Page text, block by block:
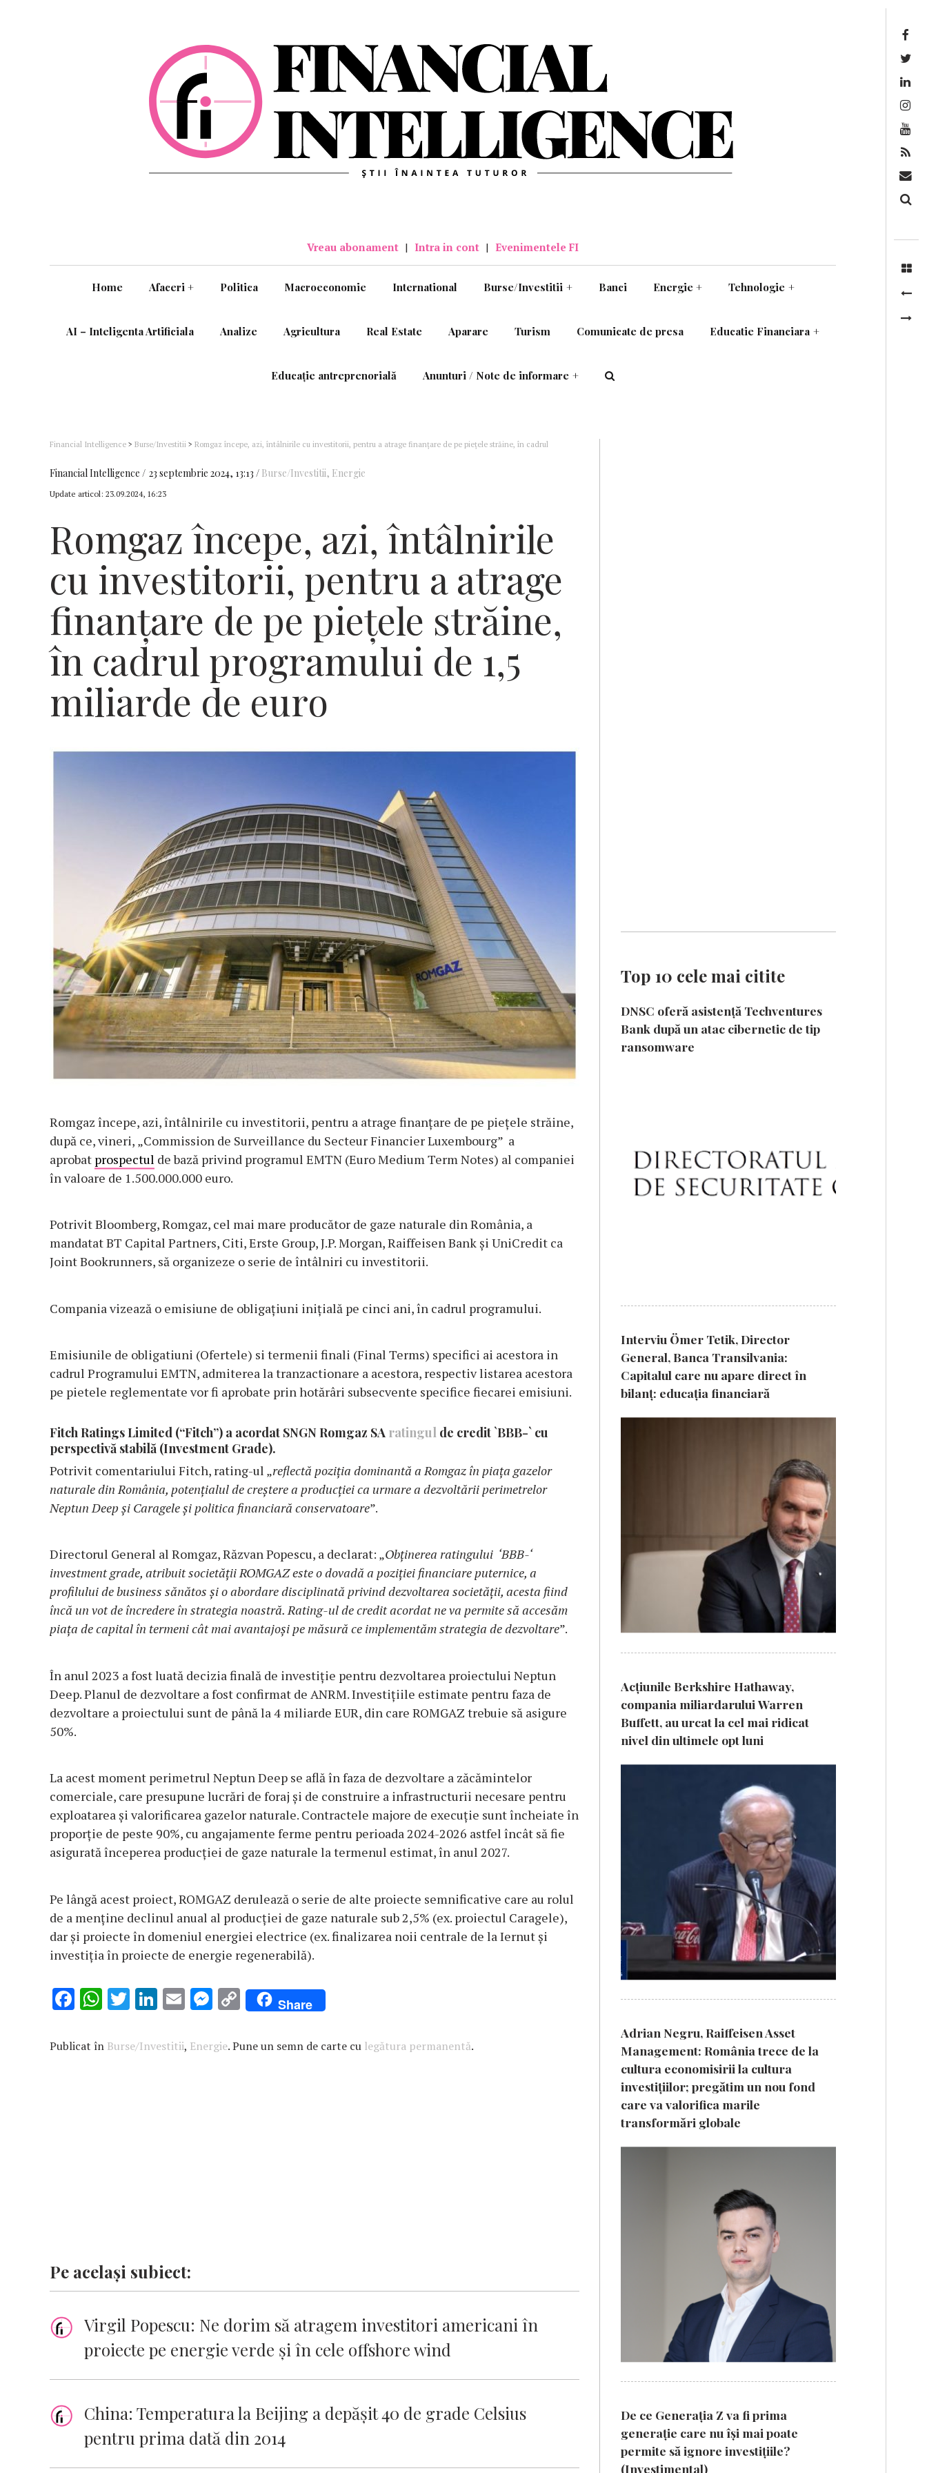
Vreau abonament | Intra in cont | Evenimentele FI
Home Afaceri + Politica Macroeconomie International Burse/Investitii + Banci Energie + Tehnologie +
AI – Inteligenta Artificiala Analize Agricultura Real Estate Aparare Turism Comunicate de presa Educatie Financiara +
Educație antreprenorială Anunturi / Note de informare +
Financial Intelligence > Burse/Investitii > Romgaz începe, azi, întâlnirile cu investitorii, pentru a atrage finanțare de pe piețele străine, în cadrul
Financial Intelligence 23 septembrie 2024, 13:13 Burse/Investitii, Energie
Update articol: 23.09.2024, 16:23
Romgaz începe, azi, întâlnirile
cu investitorii, pentru a atrage
finanțare de pe piețele străine,
în cadrul programului de 1,5
miliarde de euro
Romgaz începe, azi, întâlnirile cu investitorii, pentru a atrage finanțare de pe piețele străine,
după ce, vineri, „Commission de Surveillance du Secteur Financier Luxembourg” a
aprobat prospectul de bază privind programul EMTN (Euro Medium Term Notes) al companiei
în valoare de 1.500.000.000 euro.
Potrivit Bloomberg, Romgaz, cel mai mare producător de gaze naturale din România, a
mandatat BT Capital Partners, Citi, Erste Group, J.P. Morgan, Raiffeisen Bank și UniCredit ca
Joint Bookrunners, să organizeze o serie de întâlniri cu investitorii.
Compania vizează o emisiune de obligațiuni inițială pe cinci ani, în cadrul programului.
Emisiunile de obligatiuni (Ofertele) si termenii finali (Final Terms) specifici ai acestora in
cadrul Programului EMTN, admiterea la tranzactionare a acestora, respectiv listarea acestora
pe pietele reglementate vor fi aprobate prin hotărâri subsecvente specifice fiecarei emisiuni.
Fitch Ratings Limited (“Fitch”) a acordat SNGN Romgaz SA ratingul de credit `BBB-` cu
perspectivă stabilă (Investment Grade).
Potrivit comentariului Fitch, rating-ul „reflectă poziția dominantă a Romgaz în piața gazelor
naturale din România, potențialul de creștere a producției ca urmare a dezvoltării perimetrelor
Neptun Deep și Caragele și politica financiară conservatoare”.
Directorul General al Romgaz, Răzvan Popescu, a declarat: „Obținerea ratingului ‘BBB-‘
investment grade, atribuit societății ROMGAZ este o dovadă a poziției financiare puternice, a
profilului de business sănătos și o abordare disciplinată privind dezvoltarea societății, acesta fiind
încă un vot de încredere în strategia noastră. Rating-ul de credit acordat ne va permite să accesăm
piața de capital în termeni cât mai avantajoși pe măsură ce implementăm strategia de dezvoltare”.
În anul 2023 a fost luată decizia finală de investiție pentru dezvoltarea proiectului Neptun
Deep. Planul de dezvoltare a fost confirmat de ANRM. Investițiile estimate pentru faza de
dezvoltare a proiectului sunt de până la 4 miliarde EUR, din care ROMGAZ trebuie să asigure
50%.
La acest moment perimetrul Neptun Deep se află în faza de dezvoltare a zăcămintelor
comerciale, care presupune lucrări de foraj și de construire a infrastructurii necesare pentru
exploatarea și valorificarea gazelor naturale. Contractele majore de execuție sunt încheiate în
proporție de peste 90%, cu angajamente ferme pentru perioada 2024-2026 astfel încât să fie
asigurată începerea producției de gaze naturale la termenul estimat, în anul 2027.
Pe lângă acest proiect, ROMGAZ derulează o serie de alte proiecte semnificative care au rolul
de a menține declinul anual al producției de gaze naturale sub 2,5% (ex. proiectul Caragele),
dar și proiecte în domeniul energiei electrice (ex. finalizarea noii centrale de la Iernut și
investiția în proiecte de energie regenerabilă).
F
e
W
at
T
it
Li
k
E
ai
M
se
C
o
p
Share
Publicat în Burse/Investitii, Energie. Pune un semn de carte cu legătura permanentă.
Pe același subiect:
Virgil Popescu: Ne dorim să atragem investitori americani în
proiecte pe energie verde și în cele offshore wind
China: Temperatura la Beijing a depăşit 40 de grade Celsius
pentru prima dată din 2014
Top 10 cele mai citite
DNSC oferă asistență Techventures
Bank după un atac cibernetic de tip
ransomware
Interviu Ömer Tetik, Director
General, Banca Transilvania:
Capitalul care nu apare direct în
bilanț: educația financiară
Acțiunile Berkshire Hathaway,
compania miliardarului Warren
Buffett, au urcat la cel mai ridicat
nivel din ultimele opt luni
Adrian Negru, Raiffeisen Asset
Management: România trece de la
cultura economisirii la cultura
investițiilor; pregătim un nou fond
care va valorifica marile
transformări globale
De ce Generația Z va fi prima
generație care nu își mai poate
permite să ignore investițiile?
(Investimental)